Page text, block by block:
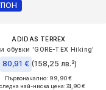
ADIDAS TERREX
обувки 'GORE-TEX Hiking'
80,91 € (158,25 лв.³)
Първоначално: 99,90 €
най-ниска цена:74,90 €